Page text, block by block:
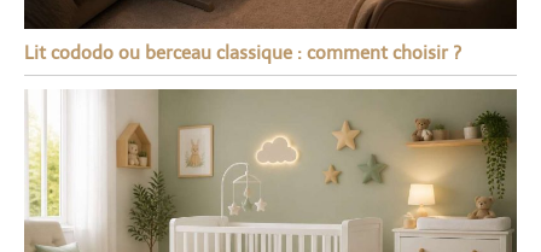
Lit cododo ou berceau classique : comment choisir ?